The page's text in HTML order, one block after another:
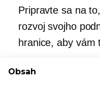
Pripravte sa na
rozvoj svojho
hranice, aby vám
Podeľte sa
Obsah